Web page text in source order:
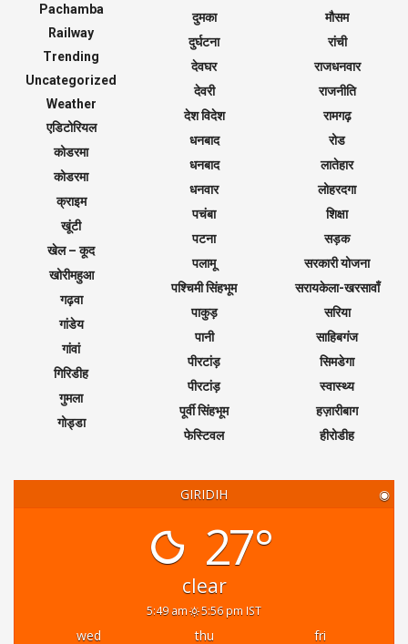
Pachamba
Railway
Trending
Uncategorized
Weather
एडिटोरियल
कोडरमा
कोडरमा
क्राइम
खूंटी
खेल – कूद
खोरीमहुआ
गढ़वा
गांडेय
गांवां
गिरिडीह
गुमला
गोड्डा
दुमका
दुर्घटना
देवघर
देवरी
देश विदेश
धनबाद
धनबाद
धनवार
पचंबा
पटना
पलामू
पश्चिमी सिंहभूम
पाकुड़
पानी
पीरटांड़
पीरटांड़
पूर्वी सिंहभूम
फेस्टिवल
मौसम
रांची
राजधनवार
राजनीति
रामगढ़
रोड
लातेहार
लोहरदगा
शिक्षा
सड़क
सरकारी योजना
सरायकेला-खरसावाँ
सरिया
साहिबगंज
सिमडेगा
स्वास्थ्य
हज़ारीबाग
हीरोडीह
GIRIDIH ◉
27°
clear
5:49 am 5:56 pm IST
wed thu
fri